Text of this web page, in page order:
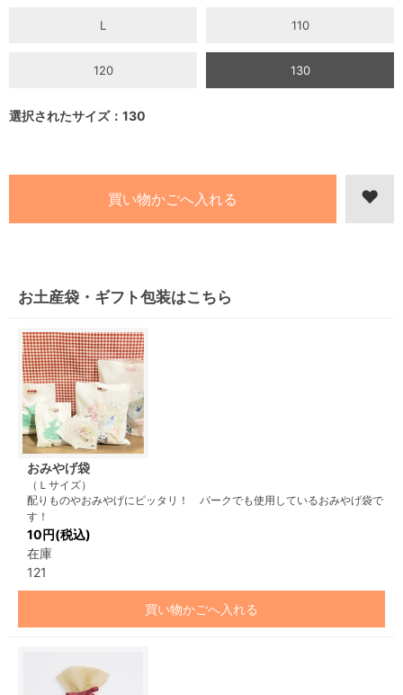
L 110
120 130
選択されたサイズ：130
お土産袋・ギフト包装はこちら
おみやげ袋
（Ｌサイズ）
配りものやおみやげにピッタリ！ パークでも使用しているおみやげ袋で
す！
10円(税込)
在庫
121
買い物かごへ入れる